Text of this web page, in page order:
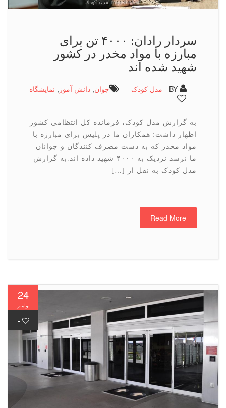
سردار رادان: ۴۰۰۰ تن برای
مبارزه با مواد مخدر در کشور
شهید شده اند
مدل کودک جوان ,دانش آموز,نمایشگاه
به گزارش مدل کودک، فرمانده کل انتظامی کشور
اظهار داشت: همکاران ما در پلیس برای مبارزه با
مواد مخدر که به دست مصرف کنندگان و جوانان
ما نرسد نزدیک به ۴۰۰۰ شهید داده اند.به گزارش
مدل کودک به نقل از […]
Read More
24
-